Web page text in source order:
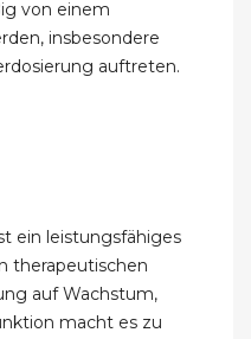
von einem
insbesondere
auftreten.
ein leistungsfähiges
therapeutischen
auf Wachstum,
macht es zu